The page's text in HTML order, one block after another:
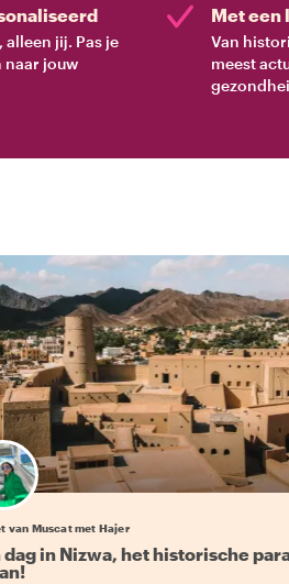
alleen jij. Pas je
naar jouw
Met een
Van
meest
van Muscat met Hajer
dag in Nizwa, het historische